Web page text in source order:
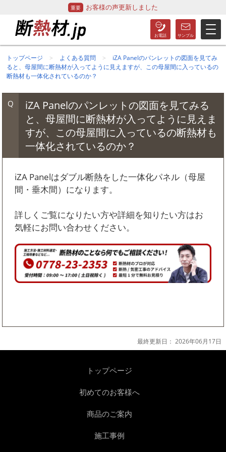
お客様の声更新しました
トップページ よくある質問
iZA Panelのパンレットの図面を見てみ
ると、母屋間に断熱材が入ってように見えますが、この母屋間に入っているの
断熱材も一体化されているのか？
iZA Panelのパンレットの図面を見てみる
と、母屋間に断熱材が入ってように見えま
すが、この母屋間に入っているの断熱材も
一体化されているのか？
iZA Panelはダブル断熱をした一体化パネル（母屋
間・垂木間）になります。
詳しくご覧になりたい方や詳細を知りたい方はお
気軽にお問い合わせください。
最終更新日：2026年06月17日
トップページ
初めてのお客様へ
商品のご案内
施工事例